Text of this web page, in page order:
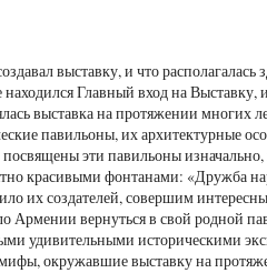
выставку, и что располагалась
Главный вход на
выставка на протяжении многих
павильоны, их архитектурные
эти павильоны изначально,
красивыми фонтанами: «Дружба
их создателей, совершим
Армении вернуться в свой родной
удивительными историческими
мифы, окружавшие выставку на